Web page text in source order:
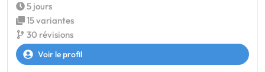
5 jours
15 variantes
30 révisions
Voir le profil